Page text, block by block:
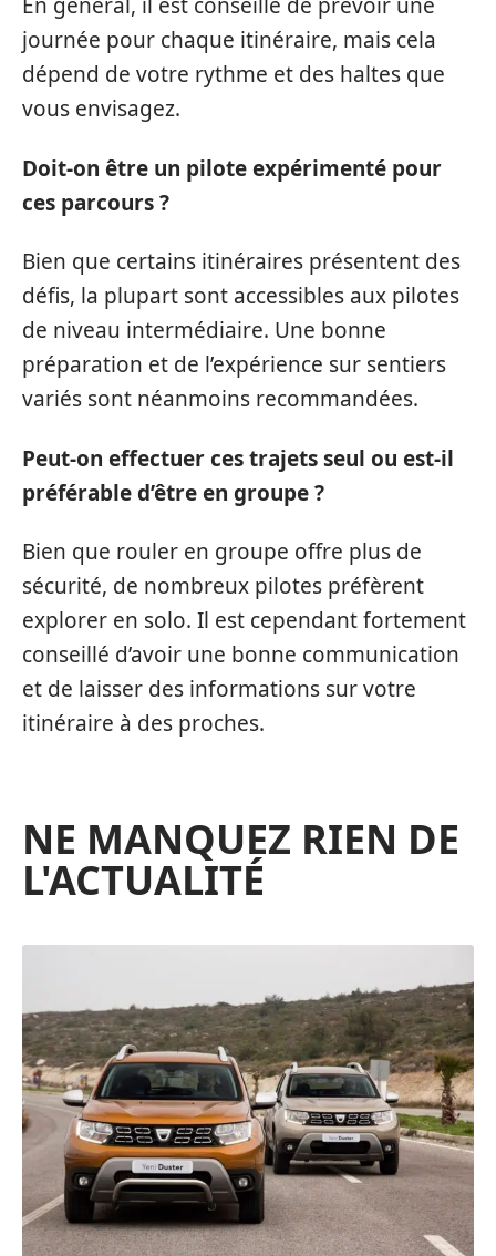
En général, il est conseillé de prévoir une
journée pour chaque itinéraire, mais cela
dépend de votre rythme et des haltes que
vous envisagez.
Doit-on être un pilote expérimenté pour
ces parcours ?
Bien que certains itinéraires présentent des
défis, la plupart sont accessibles aux pilotes
de niveau intermédiaire. Une bonne
préparation et de l’expérience sur sentiers
variés sont néanmoins recommandées.
Peut-on effectuer ces trajets seul ou est-il
préférable d’être en groupe ?
Bien que rouler en groupe offre plus de
sécurité, de nombreux pilotes préfèrent
explorer en solo. Il est cependant fortement
conseillé d’avoir une bonne communication
et de laisser des informations sur votre
itinéraire à des proches.
NE MANQUEZ RIEN DE
L'ACTUALITÉ